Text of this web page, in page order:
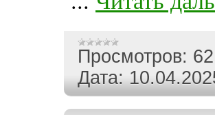
Просмотров: 62
Дата: